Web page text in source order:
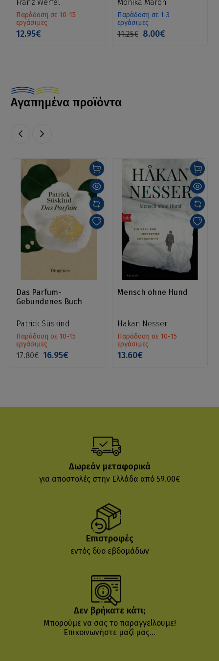
Franz Werfel
Παράδοση σε 10-15
εργάσιμες
12.95€
Monika Maron
Παράδοση σε 1-3
εργάσιμες
11.25€ 8.00€
Αγαπημένα προϊόντα
Das Parfum-
Gebundenes Buch
Patrick Süskind
Παράδοση σε 10-15
εργάσιμες
17.80€ 16.95€
Mensch ohne Hund
Hakan Nesser
Παράδοση σε 10-15
εργάσιμες
13.60€
Δωρεάν μεταφορικά
για αποστολές στην Ελλάδα από 59.00€
Επιστροφές
εντός δύο εβδομάδων
Δεν βρήκατε κάτι;
Μπορούμε να σας το παραγγείλουμε!
Επικοινωνήστε μαζί μας...